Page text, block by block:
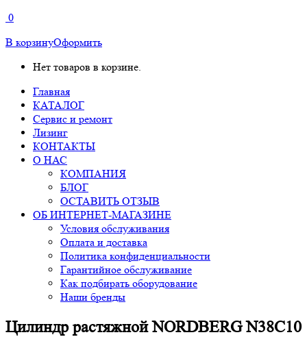
0
В корзинуОформить
Нет товаров в корзине.
Главная
КАТАЛОГ
Сервис и ремонт
Лизинг
КОНТАКТЫ
О НАС
КОМПАНИЯ
БЛОГ
ОСТАВИТЬ ОТЗЫВ
ОБ ИНТЕРНЕТ-МАГАЗИНЕ
Условия обслуживания
Оплата и доставка
Политика конфиденциальности
Гарантийное обслуживание
Как подбирать оборудование
Наши бренды
Цилиндр растяжной NORDBERG N38C10